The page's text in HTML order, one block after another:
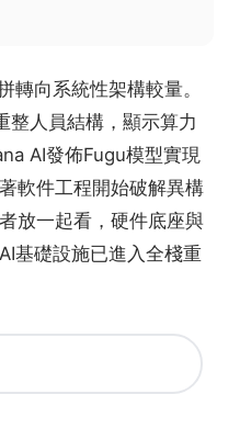
轉向系統性架構較量。
整人員結構，顯示算力
AI發佈Fugu模型實現
軟件工程開始破解異構
放一起看，硬件底座與
基礎設施已進入全棧重